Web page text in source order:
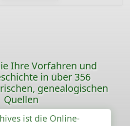
Ihre Vorfahren und
in über 356
genealogischen
Quellen
ist die Online-